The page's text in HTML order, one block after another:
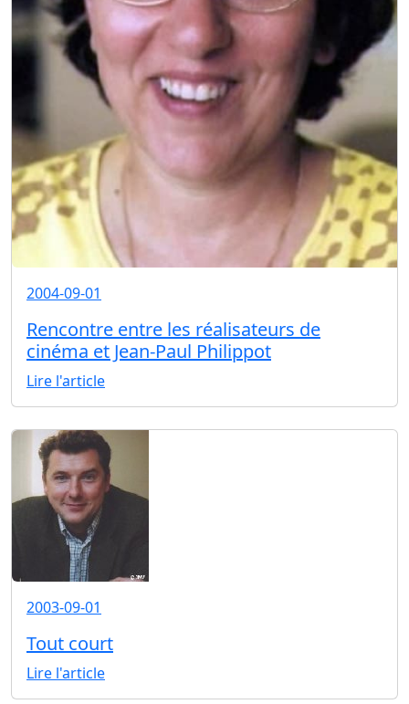
2004-09-01
Rencontre entre les réalisateurs de
cinéma et Jean-Paul Philippot
Lire l'article
2003-09-01
Tout court
Lire l'article